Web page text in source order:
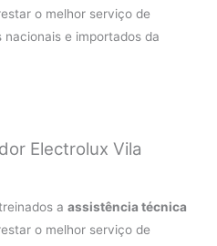
o melhor serviço de
e importados da
Electrolux Vila
aassistência técnica
o melhor serviço de